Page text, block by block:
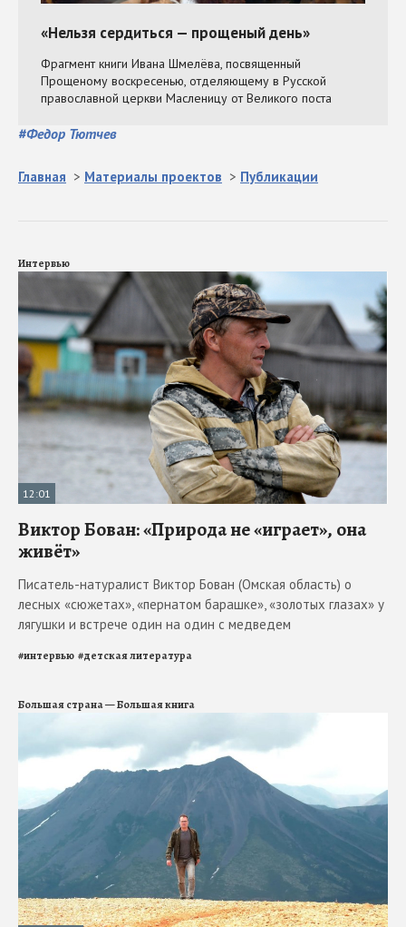
#Федор Тютчев
Главная > Материалы проектов > Публикации
Интервью
12:01
Виктор Бован: «Природа не «играет», она
живёт»
Писатель-натуралист Виктор Бован (Омская область) о
лесных «сюжетах», «пернатом барашке», «золотых глазах» у
лягушки и встрече один на один с медведем
#интервью #детская литература
Большая страна — Большая книга